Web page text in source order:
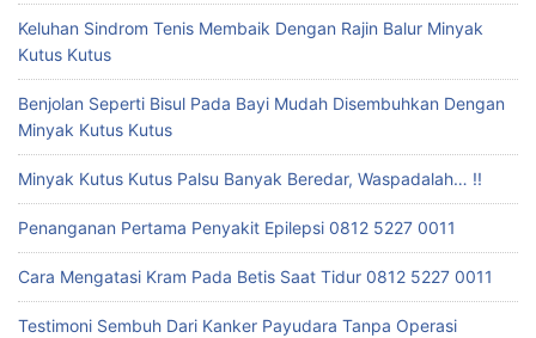
Keluhan Sindrom Tenis Membaik Dengan Rajin Balur Minyak
Kutus Kutus
Benjolan Seperti Bisul Pada Bayi Mudah Disembuhkan Dengan
Minyak Kutus Kutus
Minyak Kutus Kutus Palsu Banyak Beredar, Waspadalah… !!
Penanganan Pertama Penyakit Epilepsi 0812 5227 0011
Cara Mengatasi Kram Pada Betis Saat Tidur 0812 5227 0011
Testimoni Sembuh Dari Kanker Payudara Tanpa Operasi